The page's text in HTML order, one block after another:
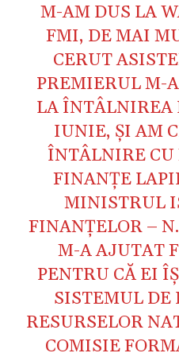
M-AM DUS LA
FMI, DE MAI
CERUT
PREMIERUL M-
LA ÎNTÂLNIREA
IUNIE, ŞI AM
ÎNTÂLNIRE
FINANŢE
MINISTRUL
FINANŢELOR –
M-A AJUTAT
PENTRU CĂ EI
SISTEMUL DE
RESURSELOR
COMISIE